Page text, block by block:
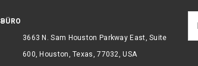
3663 N. Sam Houston Parkway East, Suite
600, Houston, Texas, 77032, USA